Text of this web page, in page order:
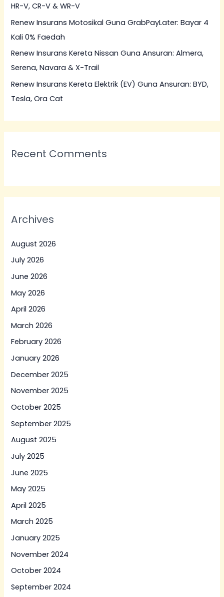
:HR-V, CR-V & WR-V
Renew Insurans Motosikal Guna GrabPayLater: Bayar 4
Kali 0% Faedah
Renew Insurans Kereta Nissan Guna Ansuran: Almera,
Serena, Navara & X-Trail
Renew Insurans Kereta Elektrik (EV) Guna Ansuran: BYD,
Tesla, Ora Cat
Recent Comments
Archives
August 2026
July 2026
June 2026
May 2026
April 2026
March 2026
February 2026
January 2026
December 2025
November 2025
October 2025
September 2025
August 2025
July 2025
June 2025
May 2025
April 2025
March 2025
January 2025
November 2024
October 2024
September 2024